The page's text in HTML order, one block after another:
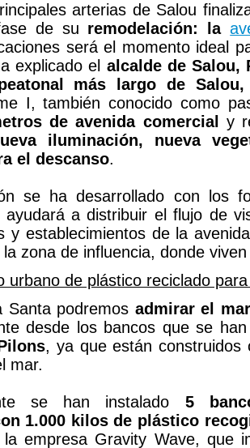
arterias de Salou
de su remodelación: la
será el momento ideal
explicado el alcalde de Salou,
más largo de Salou,
I, también conocido como
de avenida comercial
y
iluminación, nueva
el descanso.
se ha desarrollado con los
ayudará a distribuir el flujo de
y establecimientos de la
zona de influencia, donde
urbano de plástico reciclado
Santa podremos admirar el
desde los bancos que se
, ya que están construidos
mar.
se han instalado 5
1.000 kilos de plástico
la empresa Gravity Wave, que